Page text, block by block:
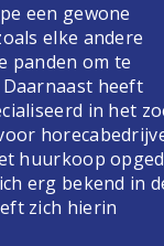
een gewone
elke andere
panden om te
heeft
in het
huurkoop
erg bekend in
zich hierin